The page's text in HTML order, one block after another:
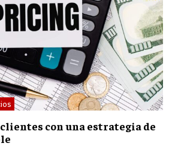
con una estrategia de